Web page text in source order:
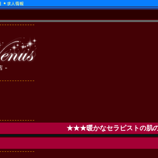
★★★暖かなセラピストの肌の